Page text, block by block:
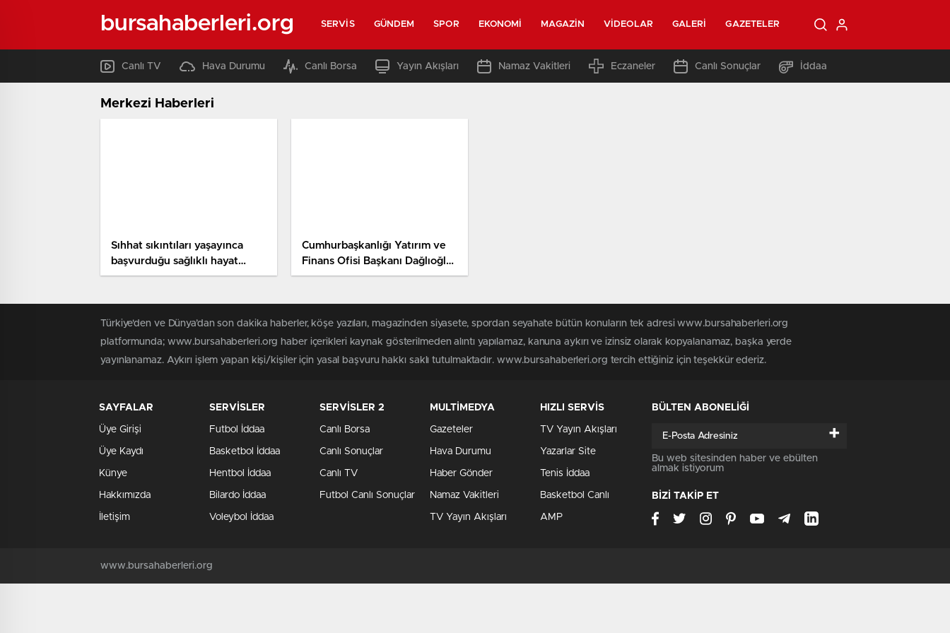
bursahaberleri.org SERVIS GÜNDEM SPOR EKONOMI MAGAZIN VIDEOLAR GALERI GAZETELER
Canlı TV Hava Durumu Canlı Borsa Yayın Akışları Namaz Vakitleri Eczaneler Canlı Sonuçlar İddaa
Merkezi Haberleri
Sıhhat sıkıntıları yaşayınca
başvurduğu sağlıklı hayat
merkezi sayesinde 31 kilo
Cumhurbaşkanlığı Yatırım ve
Finans Ofisi Başkanı Dağlıoğlu,
AA Finans Masası’na konuk
Türkiye'den ve Dünya’dan son dakika haberler, köşe yazıları, magazinden siyasete, spordan seyahate bütün konuların tek adresi www.bursahaberleri.org
platformunda; www.bursahaberleri.org haber içerikleri kaynak gösterilmeden alıntı yapılamaz, kanuna aykırı ve izinsiz olarak kopyalanamaz, başka yerde
yayınlanamaz. Aykırı işlem yapan kişi/kişiler için yasal başvuru hakkı saklı tutulmaktadır. www.bursahaberleri.org tercih ettiğiniz için teşekkür ederiz.
SAYFALAR
Üye Girişi
Üye Kaydı
Künye
Hakkımızda
İletişim
SERVİSLER
Futbol İddaa
Basketbol İddaa
Hentbol İddaa
Bilardo İddaa
Voleybol İddaa
SERVİSLER 2
Canlı Borsa
Canlı Sonuçlar
Canlı TV
Futbol Canlı Sonuçlar
MULTİMEDYA
Gazeteler
Hava Durumu
Haber Gönder
Namaz Vakitleri
TV Yayın Akışları
HIZLI SERVİS
TV Yayın Akışları
Yazarlar Site
Tenis İddaa
Basketbol Canlı
AMP
BÜLTEN ABONELİĞİ
+
Bu web sitesinden haber ve ebülten
almak istiyorum
BİZİ TAKİP ET
www.bursahaberleri.org